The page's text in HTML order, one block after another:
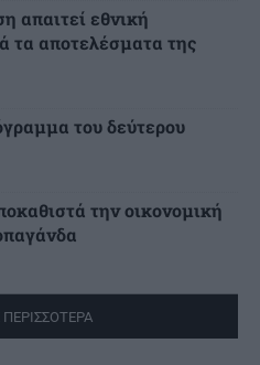
απαιτεί εθνική
τα αποτελέσματα της
του δεύτερου
την οικονομική
ΠΕΡΙΣΣΟΤΕΡΑ